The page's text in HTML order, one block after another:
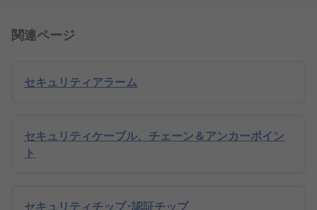
関連ページ
セキュリティアラーム
セキュリティケーブル、チェーン＆アンカーポイン
ト
セキュリティチップ･認証チップ